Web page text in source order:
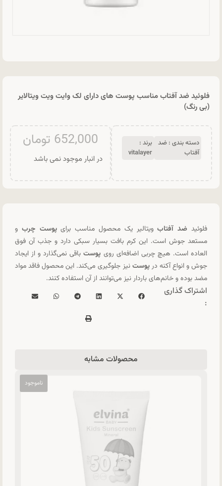
فلوئید ضد آفتاب مناسب پوست های دارای لک وایت ویت ویتالایر
(بی رنگ)
دسته بندی : ضد
آفتاب
برند :
vitalayer
652,000 تومان
در انبار موجود نمی باشد
فلوئید ضد آفتابویتالیر یک محصول مناسب برایپوست چرب و
مستعد جوش است. این کرم بافت بسیار سبکی دارد و جذب آن فوق
العاده است. هیچ چربی اضافه‌ای روی پوستباقی نمی‌گذارد و از ایجاد
جوش و انواع آکنه درپوستنیز جلوگیری می‌کند. این محصول فاقد مواد
مضد بوده و خانم‌های باردار نیز می‌توانند از آن استفاده کنند.
اشتراک گذاری
:
محصولات مشابه